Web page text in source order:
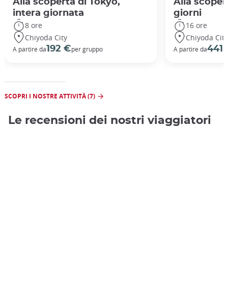
Alla scoperta di Tokyo,
intera giornata
8 ore
Chiyoda City
A partire da192 €per gruppo
Alla
giorni
16 ore
Chiyoda City
A partire da441
SCOPRI I NOSTRE ATTIVITÀ (7)
Le recensioni dei nostri viaggiatori